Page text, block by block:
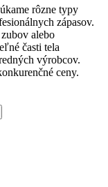
rôzne typy
zápasov.
alebo
časti tela
výrobcov.
ceny.